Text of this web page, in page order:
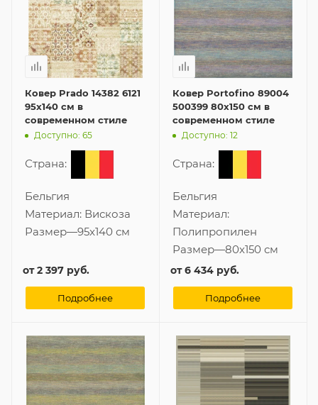
Ковер Prado 14382 6121
95x140 см в
современном стиле
Доступно: 65
Страна:
Бельгия
Материал: Вискоза
Размер—95x140 см
от2 397 руб.
Подробнее
Ковер Portofino 89004
500399 80x150 см в
современном стиле
Доступно: 12
Страна:
Бельгия
Материал:
Полипропилен
Размер—80x150 см
от6 434 руб.
Подробнее